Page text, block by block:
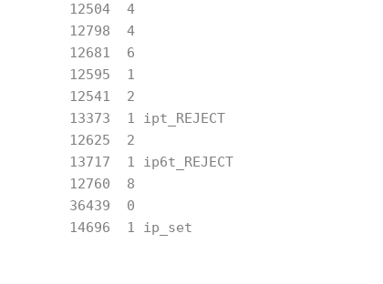
12504 4
12798 4
6
12595 1
12541 2
13373 1 ipt_REJECT
12625 2
13717 1 ip6t_REJECT
12760 8
0
1 ip_set